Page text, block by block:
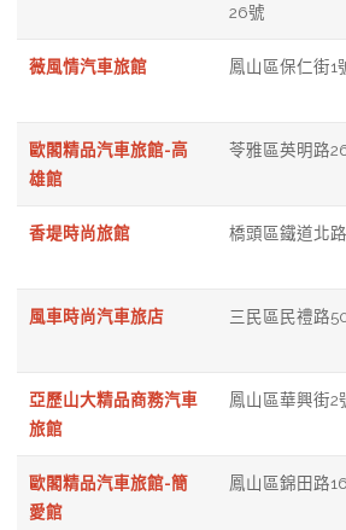
26號
薇風情汽車旅館 鳳山區保仁街1
歐閣精品汽車旅館-高
雄館
苓雅區英明路
香堤時尚旅館 橋頭區鐵道北
風車時尚汽車旅店 三民區民禮路
亞歷山大精品商務汽車
旅館
鳳山區華興街2
歐閣精品汽車旅館-簡
愛館
鳳山區錦田路